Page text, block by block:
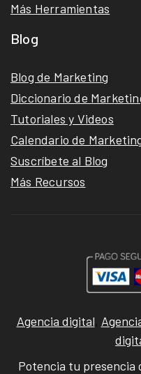
Más Herramientas
Blog
Blog de Marketing
Diccionario de
Tutoriales y Videos
Calendario de
Suscríbete al Blog
Más Recursos
Agencia digital,
Potencia tu presencia